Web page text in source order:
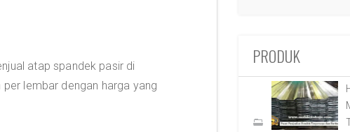
atap spandek pasir di
lembar dengan harga yang
PRODUK